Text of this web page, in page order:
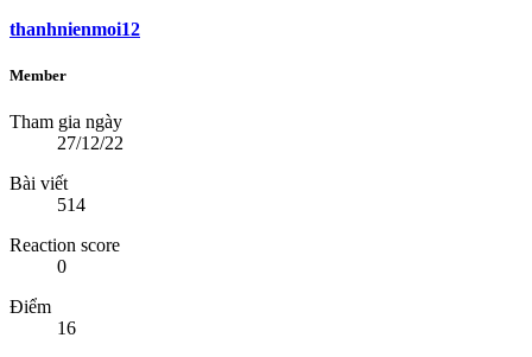
thanhnienmoi12
Member
Tham gia ngày
27/12/22
Bài viết
514
Reaction score
0
Điểm
16